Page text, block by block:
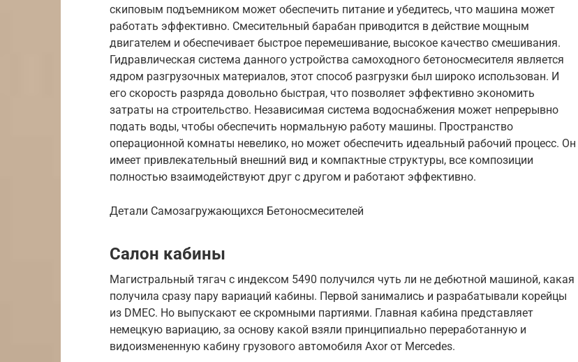
скиповым подъемником может обеспечить питание и убедитесь, что машина может
работать эффективно. Смесительный барабан приводится в действие мощным
двигателем и обеспечивает быстрое перемешивание, высокое качество смешивания.
Гидравлическая система данного устройства самоходного бетоносмесителя является
ядром разгрузочных материалов, этот способ разгрузки был широко использован. И
его скорость разряда довольно быстрая, что позволяет эффективно экономить
затраты на строительство. Независимая система водоснабжения может непрерывно
подать воды, чтобы обеспечить нормальную работу машины. Пространство
операционной комнаты невелико, но может обеспечить идеальный рабочий процесс. Он
имеет привлекательный внешний вид и компактные структуры, все композиции
полностью взаимодействуют друг с другом и работают эффективно.
Детали Самозагружающихся Бетоносмесителей
Салон кабины
Магистральный тягач с индексом 5490 получился чуть ли не дебютной машиной, какая
получила сразу пару вариаций кабины. Первой занимались и разрабатывали корейцы
из DMEC. Но выпускают ее скромными партиями. Главная кабина представляет
немецкую вариацию, за основу какой взяли принципиально переработанную и
видоизмененную кабину грузового автомобиля Axor от Mercedes.